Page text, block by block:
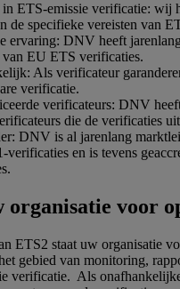
ETS-emissie verificatie: wij
de specifieke vereisten van
ervaring: DNV heeft
EU ETS verificaties.
Als verificateur
verificatie.
verificateurs: DNV
die de verificaties
DNV is al jarenlang
verificaties en is tevens
organisatie voor
ETS2 staat uw organisatie
gebied van monitoring,
verificatie. Als